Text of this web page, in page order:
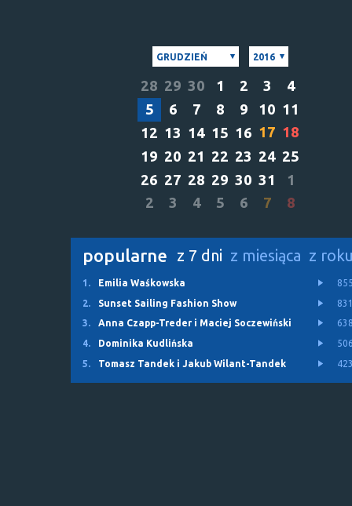
GRUDZIEŃ 2016
28 29 30 1 2 3
4
5
6 7 8 9 10 11
12 13 14 15 16 17 18
19 20 21 22 23 24 25
26 27 28 29 30 31
1
2
3 4 5 6 7 8
popularne z 7 dni z miesiąca z
1. Emilia Waśkowska
2.
Sunset Sailing Fashion Show
3.
Anna Czapp-Treder i Maciej Soczewiński
4.
Dominika Kudlińska
5.
Tomasz Tandek i Jakub Wilant-Tandek